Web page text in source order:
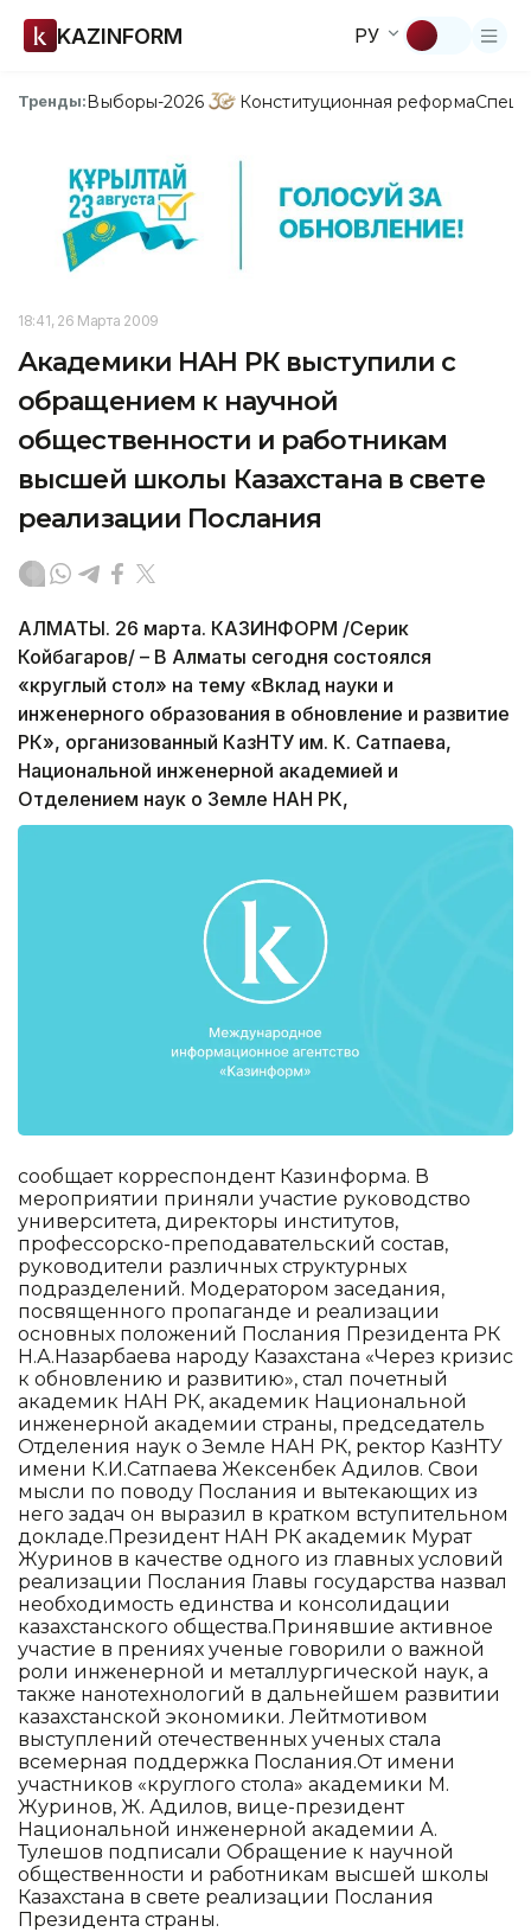
KAZINFORM РУ
Тренды:Выборы-2026 Конституционная реформа
18:41, 26 Марта 2009
Академики НАН РК выступили с
обращением к научной
общественности и работникам
высшей школы Казахстана в свете
реализации Послания
АЛМАТЫ. 26 марта. КАЗИНФОРМ /Серик
Койбагаров/ – В Алматы сегодня состоялся
«круглый стол» на тему «Вклад науки и
инженерного образования в обновление и развитие
РК», организованный КазНТУ им. К. Сатпаева,
Национальной инженерной академией и
Отделением наук о Земле НАН РК,
сообщает корреспондент Казинформа. В
мероприятии приняли участие руководство
университета, директоры институтов,
профессорско-преподавательский состав,
руководители различных структурных
подразделений. Модератором заседания,
посвященного пропаганде и реализации
основных положений Послания Президента РК
Н.А.Назарбаева народу Казахстана «Через кризис
к обновлению и развитию», стал почетный
академик НАН РК, академик Национальной
инженерной академии страны, председатель
Отделения наук о Земле НАН РК, ректор КазНТУ
имени К.И.Сатпаева Жексенбек Адилов. Свои
мысли по поводу Послания и вытекающих из
него задач он выразил в кратком вступительном
докладе.Президент НАН РК академик Мурат
Журинов в качестве одного из главных условий
реализации Послания Главы государства назвал
необходимость единства и консолидации
казахстанского общества.Принявшие активное
участие в прениях ученые говорили о важной
роли инженерной и металлургической наук, а
также нанотехнологий в дальнейшем развитии
казахстанской экономики. Лейтмотивом
выступлений отечественных ученых стала
всемерная поддержка Послания.От имени
участников «круглого стола» академики М.
Журинов, Ж. Адилов, вице-президент
Национальной инженерной академии А.
Тулешов подписали Обращение к научной
общественности и работникам высшей школы
Казахстана в свете реализации Послания
Президента страны.